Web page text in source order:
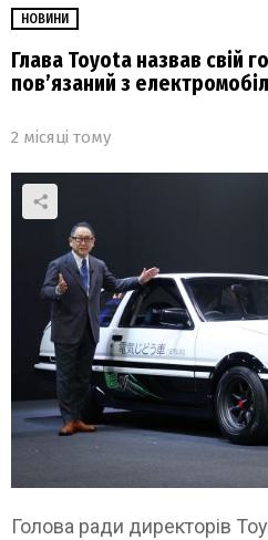
НОВИНИ
Глава Toyota назвав свій
пов’язаний з
2 місяці тому
Голова ради директорів